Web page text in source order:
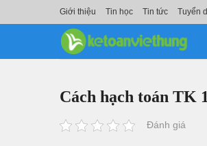
Giới thiệu Tin học Tin tức Tuyển
Cách hạch toán TK
Đánh giá